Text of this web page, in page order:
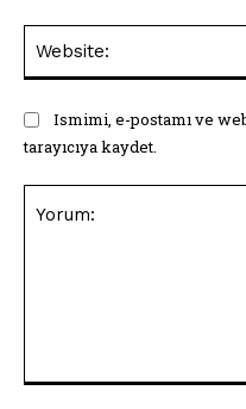
Ismimi, e-postamı ve
tarayıcıya kaydet.